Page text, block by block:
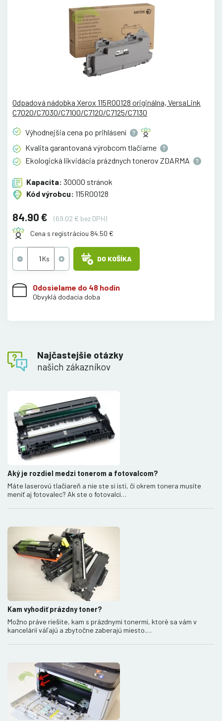
Odpadová nádobka Xerox 115R00128 originálna, VersaLink
C7020/C7030/C7100/C7120/C7125/C7130
Výhodnejšia cena po prihlásení
Kvalita garantovaná výrobcom tlačiarne
Ekologická likvidácia prázdnych tonerov ZDARMA
Kapacita: 30000 stránok
Kód výrobcu: 115R00128
84.90 €
(69.02 € bez DPH)
Cena s registráciou 84.50 €
DO KOŠÍKA
Odosielame do 48 hodín
Obvyklá dodacia doba
Najčastejšie otázky
našich zákazníkov
Aký je rozdiel medzi tonerom a fotovalcom?
Máte laserovú tlačiareň a nie ste si istí, či okrem tonera musíte
meniť aj fotovalec? Ak ste o fotovalci…
Kam vyhodiť prázdny toner?
Možno práve riešite, kam s prázdnymi tonermi, ktoré sa vám v
kancelárií váľajú a zbytočne zaberajú miesto.…